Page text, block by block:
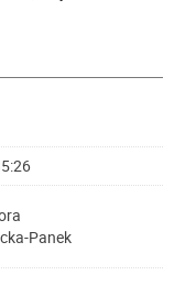
Panek